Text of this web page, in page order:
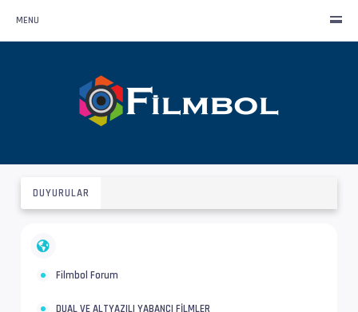
MENU
DUYURULAR
Filmbol Forum
DUAL VE ALTYAZILI YABANCI FİLMLER